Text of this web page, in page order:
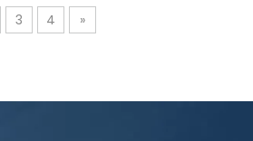
3/4-14 NGT • Outlet-Thread:
0,885-14ngo-lh-Int
3 4 »